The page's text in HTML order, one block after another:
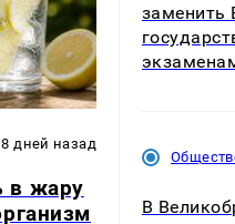
8 дней назад
в жару
заменить
В